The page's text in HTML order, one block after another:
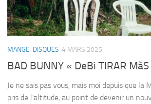
MANGE-DISQUES 4 MARS 2025
BAD BUNNY « DeBi TIRAR
Je ne sais pas vous, mais moi depuis que la
pris de l’altitude, au point de devenir un